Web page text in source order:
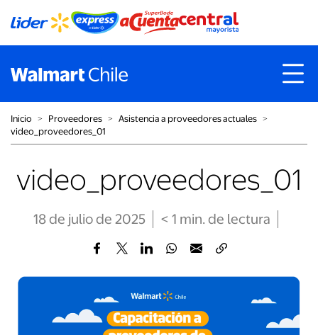
Inicio ˃ Proveedores ˃ Asistencia a proveedores actuales ˃
video_proveedores_01
video_proveedores_01
18 de julio de 2025 < 1 min. de lectura